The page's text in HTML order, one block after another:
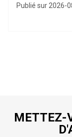
Publié sur 2026-
METTEZ-